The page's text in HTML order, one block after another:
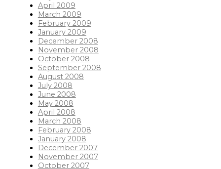
April 2009
March 2009
February 2009
January 2009
December 2008
November 2008
October 2008
September 2008
August 2008
July 2008
June 2008
May 2008
April 2008
March 2008
February 2008
January 2008
December 2007
November 2007
October 2007